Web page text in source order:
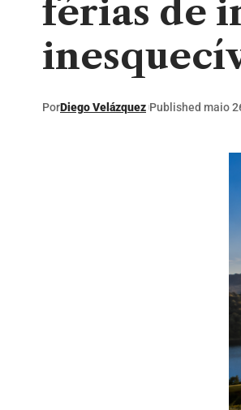
férias de
PorDiego Velázquez Published maio